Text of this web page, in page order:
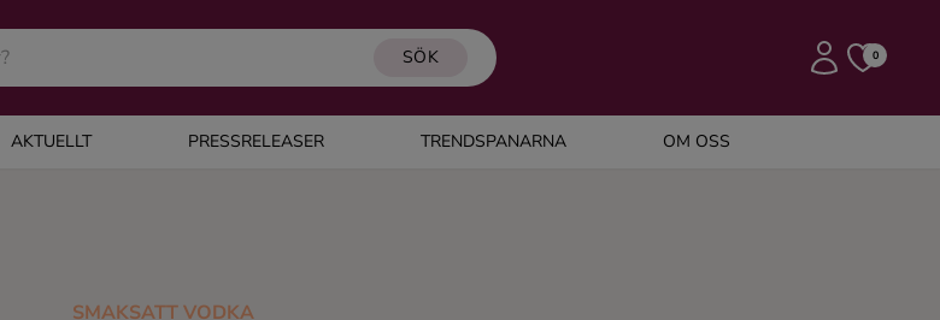
SÖK 0
AKTUELLT PRESSRELEASER TRENDSPANARNA OM OSS
SMAKSATT VODKA